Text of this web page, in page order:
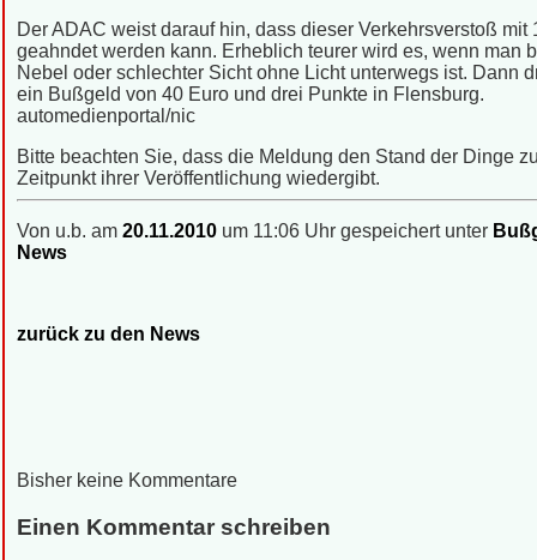
Der ADAC weist darauf hin, dass dieser Verkehrsverstoß mit
geahndet werden kann. Erheblich teurer wird es, wenn man
Nebel oder schlechter Sicht ohne Licht unterwegs ist. Dann
ein Bußgeld von 40 Euro und drei Punkte in Flensburg.
automedienportal/nic
Bitte beachten Sie, dass die Meldung den Stand der Dinge
Zeitpunkt ihrer Veröffentlichung wiedergibt.
Von u.b. am 20.11.2010 um 11:06 Uhr gespeichert unter
News
zurück zu den News
Bisher keine Kommentare
Einen Kommentar schreiben